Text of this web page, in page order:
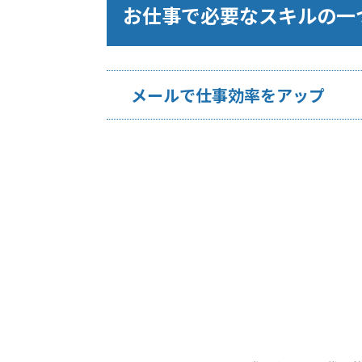
お仕事で必要なスキルの一
メールで仕事効率をアップ